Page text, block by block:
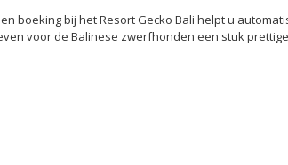
boeking bij het Resort Gecko Bali helpt u
voor de Balinese zwerfhonden een stuk